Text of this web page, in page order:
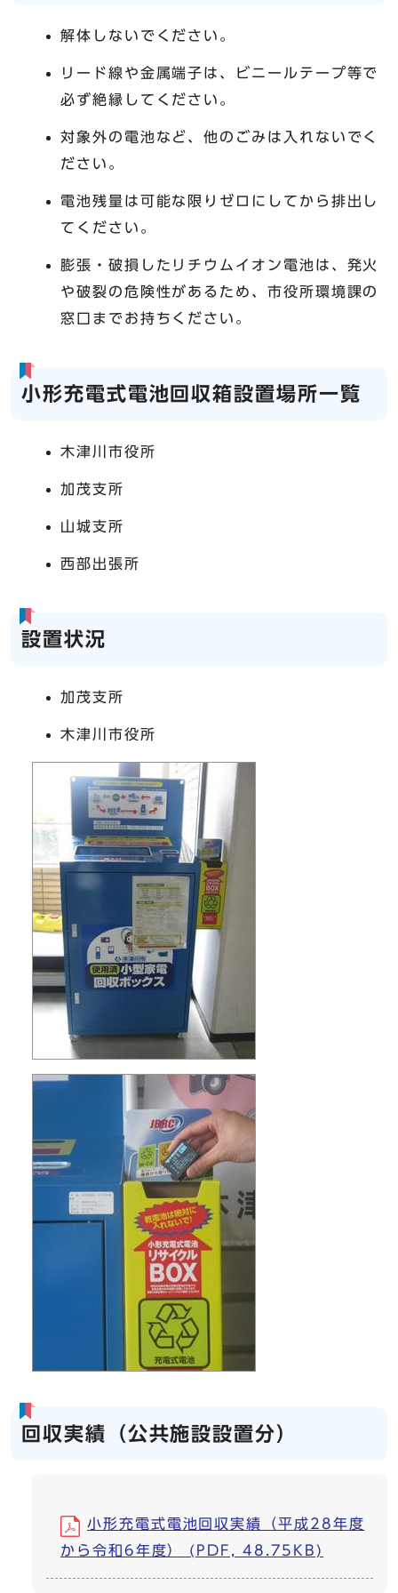
解体しないでください。
リード線や金属端子は、ビニールテープ等で
必ず絶縁してください。
対象外の電池など、他のごみは入れないでく
ださい。
電池残量は可能な限りゼロにしてから排出し
てください。
膨張・破損したリチウムイオン電池は、発火
や破裂の危険性があるため、市役所環境課の
窓口までお持ちください。
小形充電式電池回収箱設置場所一覧
木津川市役所
加茂支所
山城支所
西部出張所
設置状況
加茂支所
木津川市役所
回収実績（公共施設設置分）
小形充電式電池回収実績（平成28年度
から令和6年度） (PDF, 48.75KB)